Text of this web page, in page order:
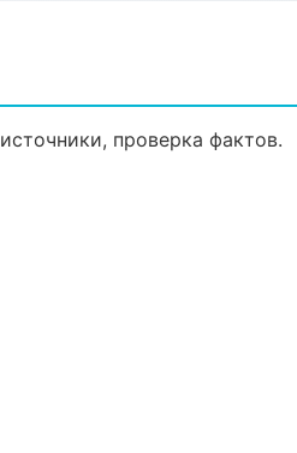
проверка фактов.